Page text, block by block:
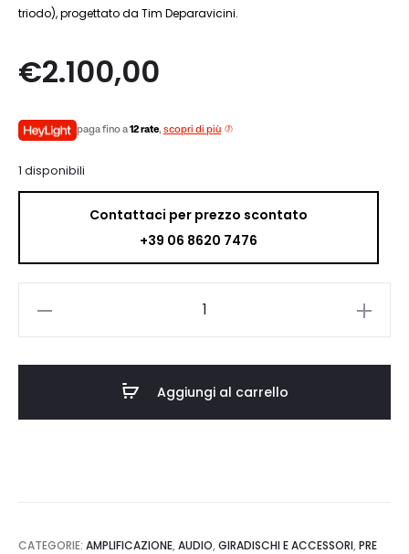
triodo), progettato da Tim Deparavicini.
€2.100,00
paga fino a12 rate, scopri di più
1 disponibili
Contattaci per prezzo scontato
+39 06 8620 7476
Aggiungi al carrello
CATEGORIE: AMPLIFICAZIONE, AUDIO, GIRADISCHI E ACCESSORI, PRE